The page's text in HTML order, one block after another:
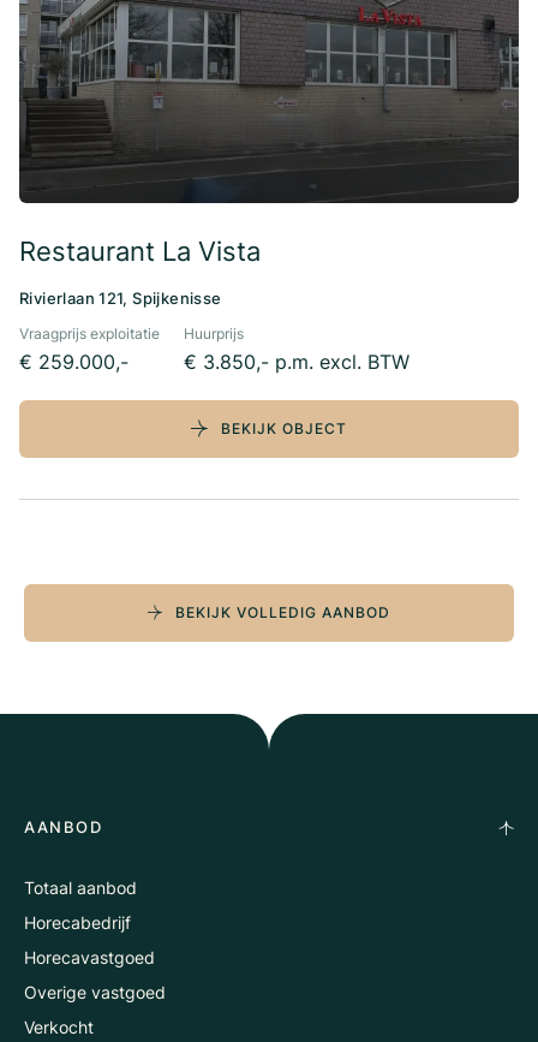
Restaurant La Vista
Rivierlaan 121, Spijkenisse
Vraagprijs exploitatie
€ 259.000,-
Huurprijs
€ 3.850,- p.m. excl. BTW
BEKIJK OBJECT
BEKIJK VOLLEDIG AANBOD
AANBOD
Totaal aanbod
Horecabedrijf
Horecavastgoed
Overige vastgoed
Verkocht